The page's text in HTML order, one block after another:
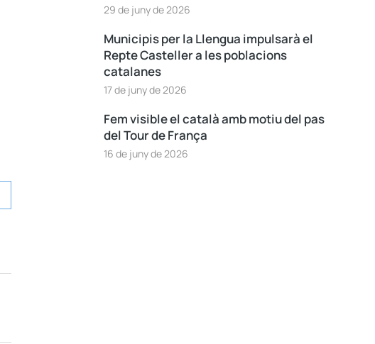
29 de juny de 2026
Municipis per la Llengua impulsarà el
Repte Casteller a les poblacions
catalanes
17 de juny de 2026
Fem visible el català amb motiu del pas
del Tour de França
16 de juny de 2026